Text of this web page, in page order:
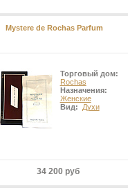
Mystere de Rochas Parfum
Торговый дом:
Rochas
Назначения:
Женские
Вид:
Духи
34 200 руб